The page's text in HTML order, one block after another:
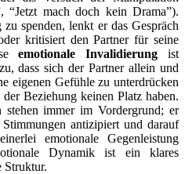
“Jetzt mach doch kein Drama”).
spenden, lenkt er das Gespräch
kritisiert den Partner für seine
emotionale Invalidierung ist
dass sich der Partner allein und
eigenen Gefühle zu unterdrücken
Beziehung keinen Platz haben.
stehen immer im Vordergrund; er
antizipiert und darauf
emotionale Gegenleistung
Dynamik ist ein klares
Struktur.